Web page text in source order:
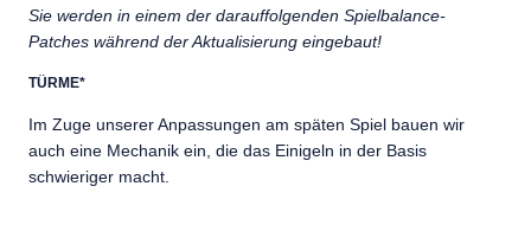
Sie werden in einem der darauffolgenden Spielbalance-
Patches während der Aktualisierung eingebaut!
TÜRME*
Im Zuge unserer Anpassungen am späten Spiel bauen wir
auch eine Mechanik ein, die das Einigeln in der Basis
schwieriger macht.